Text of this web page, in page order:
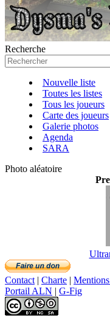
Recherche
Nouvelle liste
Toutes les listes
Tous les joueurs
Carte des joueurs
Galerie photos
Agenda
SARA
Photo aléatoire
Contact | Charte |
Portail ALN | G-Fig